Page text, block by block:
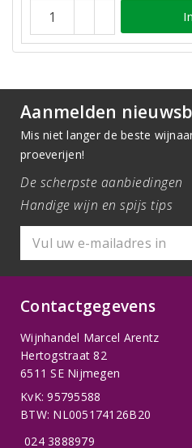
Aanmelden
Mis niet langer de beste
proeverijen!
De scherpste aanbiedingen
Handige wijn en spijs tips
Contactgegevens
Wijnhandel Marcel Arentz
Hertogstraat 82
6511 SE Nijmegen
KvK: 95795588
BTW: NL005174126B20
024 3888979